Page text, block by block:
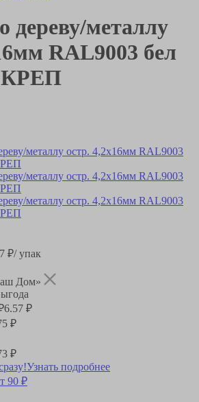
дереву/металлу
RAL9003 бел
₽/ упак
Дом»
6.57 ₽
₽
₽
Узнать подробнее
90 ₽